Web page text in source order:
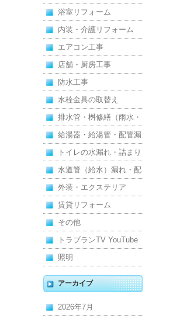
浴室リフォーム
内装・介護リフォーム
エアコン工事
店舗・厨房工事
防水工事
水栓金具の取替え
排水管・桝修繕（雨水・
汚水）
給湯器・給湯管・配管漏
れ
トイレの水漏れ・詰まり
水道管（給水）漏れ・配
管
外装・エクステリア
賃貸リフォーム
その他
トラブランTV YouTube
照明
アーカイブ
2026年7月